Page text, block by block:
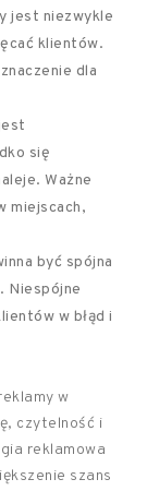
jest niezwykle
klientów.
dla
się
Ważne
miejscach,
być spójna
Niespójne
w błąd i
w
czytelność i
reklamowa
szans